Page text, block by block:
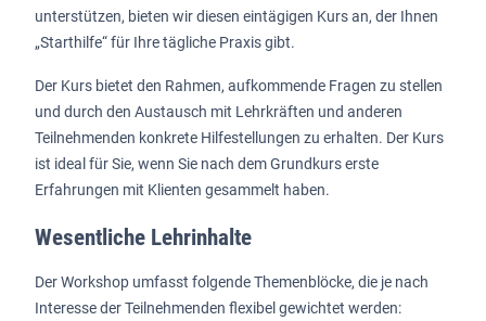
unterstützen, bieten wir diesen eintägigen Kurs an, der Ihnen
„Starthilfe“ für Ihre tägliche Praxis gibt.
Der Kurs bietet den Rahmen, aufkommende Fragen zu stellen
und durch den Austausch mit Lehrkräften und anderen
Teilnehmenden konkrete Hilfestellungen zu erhalten. Der Kurs
ist ideal für Sie, wenn Sie nach dem Grundkurs erste
Erfahrungen mit Klienten gesammelt haben.
Wesentliche Lehrinhalte
Der Workshop umfasst folgende Themenblöcke, die je nach
Interesse der Teilnehmenden flexibel gewichtet werden: